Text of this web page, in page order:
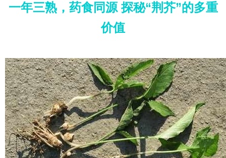
一年三熟，药食同源 探秘“荆芥”的多重
价值